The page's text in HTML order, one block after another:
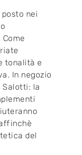
nei
tonalità e
In negozio
Salotti: la
del